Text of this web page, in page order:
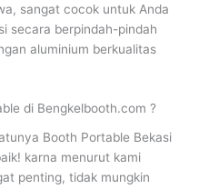
sangat cocok untuk Anda
secara berpindah-pindah
aluminium berkualitas
di Bengkelbooth.com ?
Booth Portable Bekasi
karna menurut kami
penting, tidak mungkin